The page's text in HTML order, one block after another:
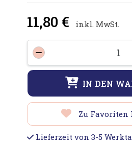
11,80 € inkl. MwSt.
-
-
IN DEN
Zu Favoriten
Lieferzeit von 3-5